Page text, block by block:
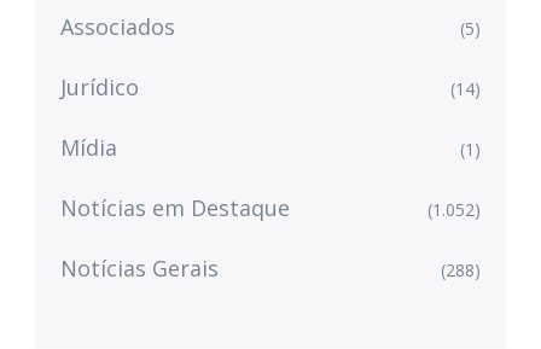
Associados (5)
Jurídico (14)
Mídia (1)
Notícias em Destaque (1.052)
Notícias Gerais (288)